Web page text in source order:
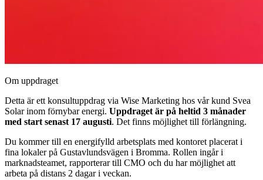
Om uppdraget
Detta är ett konsultuppdrag via Wise Marketing hos vår kund Svea
Solar inom förnybar energi. Uppdraget är på heltid 3 månader
med start senast 17 augusti. Det finns möjlighet till förlängning.
Du kommer till en energifylld arbetsplats med kontoret placerat i
fina lokaler på Gustavlundsvägen i Bromma. Rollen ingår i
marknadsteamet, rapporterar till CMO och du har möjlighet att
arbeta på distans 2 dagar i veckan.